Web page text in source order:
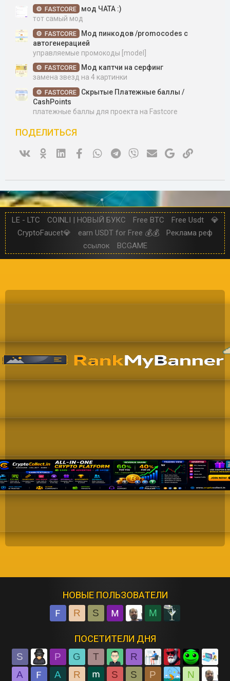
FASTCORE
мод ЧАТА :)
тот самый мод
FASTCORE
Мод пинкодов /promocodes c
автогенерацией
управляемые промокоды [model]
FASTCORE
Мод каптчи на серфинг
замена звезд на 4 картинки
FASTCORE
Скрытые Платежные баллы /
CashPoints
платежные баллы для проекта на Fastcore
ПОДЕЛИТЬСЯ
Ok Linked InFacebookWhatsAppTelegram
Viber Электронная почта
Google
LE - LTC COINLI | НОВЫЙ БУКС Free BTC Free Usdt
💎
CryptoFaucet💎
earn USDT for Free 💰💰
Реклама реф
ссылок
BCGAME
НОВЫЕ ПОЛЬЗОВАТЕЛИ
R S M
ПОСЕТИТЕЛИ ДНЯ
S P G T
R
A
A R S S P N